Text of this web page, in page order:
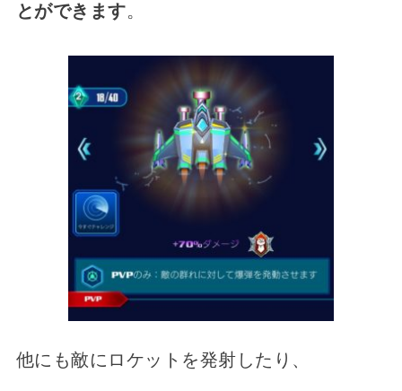
とができます。
他にも敵にロケットを発射したり、